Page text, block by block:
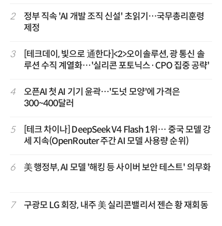
2
정부 직속 'AI 개발 조직 신설' 초읽기…국무총리훈령
제정
3
[테크데이, 빛으로 通한다]<2>오이솔루션, 광 통신 솔
루션 수직 계열화…'실리콘 포토닉스·CPO 집중 공략'
4
오픈AI 첫 AI 기기 윤곽…'도넛 모양'에 가격은
300~400달러
5
[테크 차이나] DeepSeek V4 Flash 1위… 중국 모델 강
세 지속(OpenRouter 주간 AI 모델 사용량 순위)
6 美 행정부, AI 모델 '해킹 등 사이버 보안 테스트' 의무화
7 구광모 LG 회장, 내주 美 실리콘밸리서 젠슨 황 재회동